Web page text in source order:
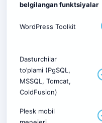
belgilangan funktsiyalar
WordPress Toolkit
Dasturchilar
to’plami (PgSQL,
MSSQL, Tomcat,
ColdFusion)
Plesk mobil